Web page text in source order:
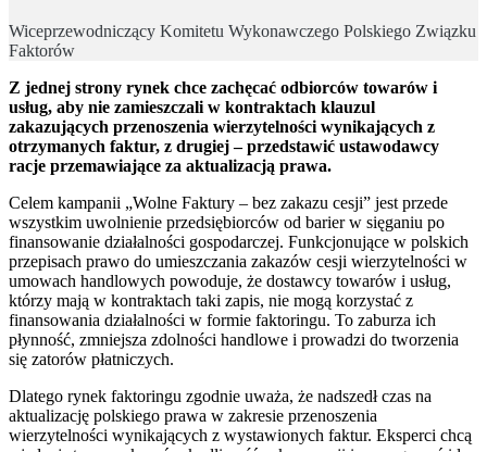
Wiceprzewodniczący Komitetu Wykonawczego Polskiego Związku
Faktorów
Z jednej strony rynek chce zachęcać odbiorców towarów i
usług, aby nie zamieszczali w kontraktach klauzul
zakazujących przenoszenia wierzytelności wynikających z
otrzymanych faktur, z drugiej – przedstawić ustawodawcy
racje przemawiające za aktualizacją prawa.
Celem kampanii „Wolne Faktury – bez zakazu cesji” jest przede
wszystkim uwolnienie przedsiębiorców od barier w sięganiu po
finansowanie działalności gospodarczej. Funkcjonujące w polskich
przepisach prawo do umieszczania zakazów cesji wierzytelności w
umowach handlowych powoduje, że dostawcy towarów i usług,
którzy mają w kontraktach taki zapis, nie mogą korzystać z
finansowania działalności w formie faktoringu. To zaburza ich
płynność, zmniejsza zdolności handlowe i prowadzi do tworzenia
się zatorów płatniczych.
Dlatego rynek faktoringu zgodnie uważa, że nadszedł czas na
aktualizację polskiego prawa w zakresie przenoszenia
wierzytelności wynikających z wystawionych faktur. Eksperci chcą